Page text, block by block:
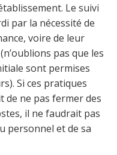
Le suivi
par la nécessité de
voire de leur
pas que les
sont permises
Si ces pratiques
ne pas fermer des
il ne faudrait pas
personnel et de sa